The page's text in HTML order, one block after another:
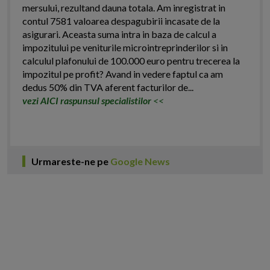
mersului, rezultand dauna totala. Am inregistrat in
contul 7581 valoarea despagubirii incasate de la
asigurari. Aceasta suma intra in baza de calcul a
impozitului pe veniturile microintreprinderilor si in
calculul plafonului de 100.000 euro pentru trecerea la
impozitul pe profit? Avand in vedere faptul ca am
dedus 50% din TVA aferent facturilor de...
vezi AICI raspunsul specialistilor <<
Urmareste-ne pe Google News